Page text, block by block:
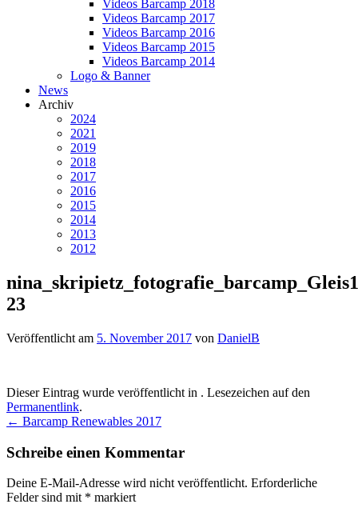
Videos Barcamp 2018
Videos Barcamp 2017
Videos Barcamp 2016
Videos Barcamp 2015
Videos Barcamp 2014
Logo & Banner
News
Archiv
2024
2021
2019
2018
2017
2016
2015
2014
2013
2012
23
Veröffentlicht am 5. November 2017 von DanielB
Dieser Eintrag wurde veröffentlicht in . Lesezeichen auf den
Permanentlink.
Beitragsnavigation
← Barcamp Renewables 2017
Schreibe einen Kommentar
Deine E-Mail-Adresse wird nicht veröffentlicht. Erforderliche
Felder sind mit * markiert